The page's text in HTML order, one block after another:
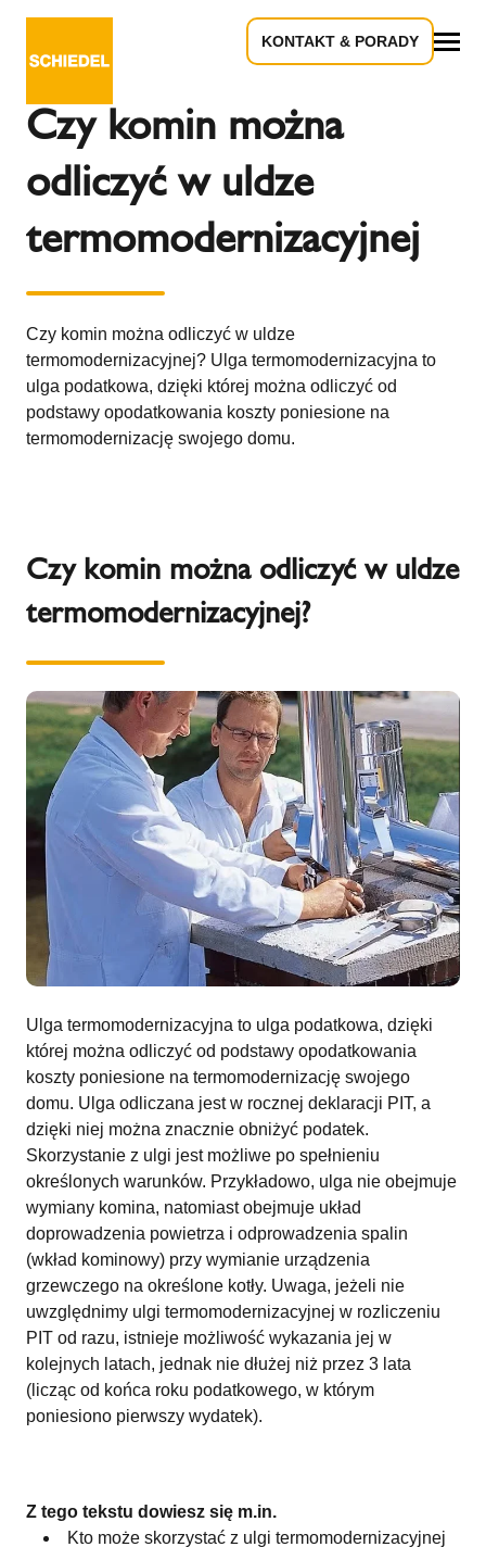
KONTAKT & PORADY
Czy komin można
odliczyć w uldze
termomodernizacyjnej
Czy komin można odliczyć w uldze
termomodernizacyjnej? Ulga termomodernizacyjna to
ulga podatkowa, dzięki której można odliczyć od
podstawy opodatkowania koszty poniesione na
termomodernizację swojego domu.
Czy komin można odliczyć w uldze
termomodernizacyjnej?
Ulga termomodernizacyjna to ulga podatkowa, dzięki
której można odliczyć od podstawy opodatkowania
koszty poniesione na termomodernizację swojego
domu. Ulga odliczana jest w rocznej deklaracji PIT, a
dzięki niej można znacznie obniżyć podatek.
Skorzystanie z ulgi jest możliwe po spełnieniu
określonych warunków. Przykładowo, ulga nie obejmuje
wymiany komina, natomiast obejmuje układ
doprowadzenia powietrza i odprowadzenia spalin
(wkład kominowy) przy wymianie urządzenia
grzewczego na określone kotły. Uwaga, jeżeli nie
uwzględnimy ulgi termomodernizacyjnej w rozliczeniu
PIT od razu, istnieje możliwość wykazania jej w
kolejnych latach, jednak nie dłużej niż przez 3 lata
(licząc od końca roku podatkowego, w którym
poniesiono pierwszy wydatek).
Z tego tekstu dowiesz się m.in.
Kto może skorzystać z ulgi termomodernizacyjnej